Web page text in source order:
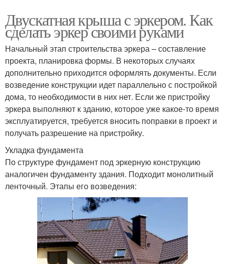
Двускатная крыша с эркером. Как
сделать эркер своими руками
Начальный этап строительства эркера – составление
проекта, планировка формы. В некоторых случаях
дополнительно приходится оформлять документы. Если
возведение конструкции идет параллельно с постройкой
дома, то необходимости в них нет. Если же пристройку
эркера выполняют к зданию, которое уже какое-то время
эксплуатируется, требуется вносить поправки в проект и
получать разрешение на пристройку.
Укладка фундамента
По структуре фундамент под эркерную конструкцию
аналогичен фундаменту здания. Подходит монолитный
ленточный. Этапы его возведения: